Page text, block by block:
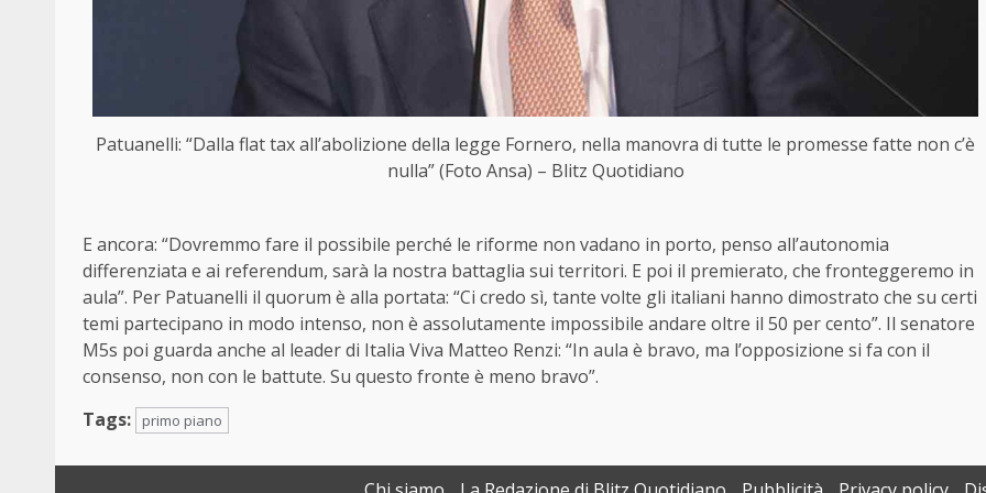
Patuanelli: “Dalla flat tax all’abolizione della legge Fornero, nella manovra di tutte le promesse fatte non c’è
nulla” (Foto Ansa) – Blitz Quotidiano
E ancora: “Dovremmo fare il possibile perché le riforme non vadano in porto, penso all’autonomia
differenziata e ai referendum, sarà la nostra battaglia sui territori. E poi il premierato, che fronteggeremo in
aula”. Per Patuanelli il quorum è alla portata: “Ci credo sì, tante volte gli italiani hanno dimostrato che su certi
temi partecipano in modo intenso, non è assolutamente impossibile andare oltre il 50 per cento”. Il senatore
M5s poi guarda anche al leader di Italia Viva Matteo Renzi: “In aula è bravo, ma l’opposizione si fa con il
consenso, non con le battute. Su questo fronte è meno bravo”.
Tags:
primo piano